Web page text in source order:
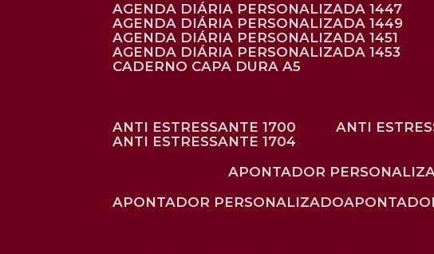
AGENDA DIÁRIA PERSONALIZADA 1447
AGENDA DIÁRIA PERSONALIZADA 1449
AGENDA DIÁRIA PERSONALIZADA 1451
AGENDA DIÁRIA PERSONALIZADA 1453
CADERNO CAPA DURA A5
ANTI ESTRESSANTE 1700
ANTI
ANTI ESTRESSANTE 1704
APONTADOR
APONTADOR PERSONALIZADO